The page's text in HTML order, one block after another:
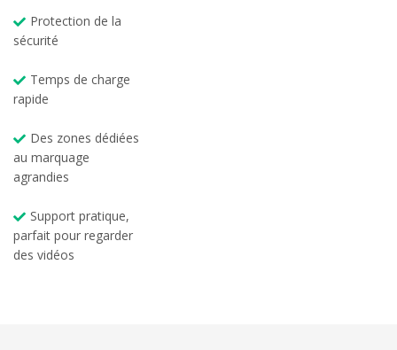
Protection de la
sécurité
Temps de charge
rapide
Des zones dédiées
au marquage
agrandies
Support pratique,
parfait pour regarder
des vidéos